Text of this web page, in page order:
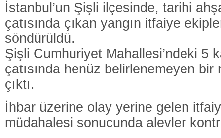
İstanbul’un Şişli ilçesinde, tarihi
çatısında çıkan yangın itfaiye
söndürüldü.
Şişli Cumhuriyet Mahallesi’ndeki 5
çatısında henüz belirlenemeyen bir
çıktı.
İhbar üzerine olay yerine gelen
müdahalesi sonucunda alevler